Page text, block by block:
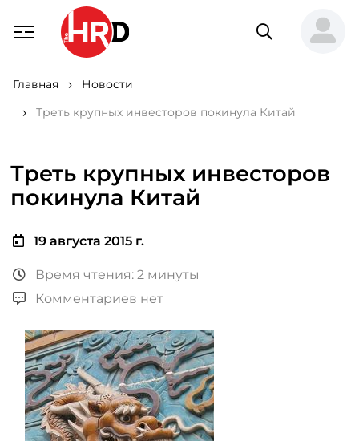
Главная
Новости
Треть крупных инвесторов покинула Китай
Треть крупных инвесторов
покинула Китай
19 августа 2015 г.
Время чтения: 2 минуты
Комментариев нет